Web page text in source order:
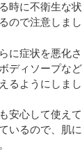
時に不衛生な
ので注意しまし
に症状を悪化
ディソープな
るようにしまし
安心して使え
いるので、肌